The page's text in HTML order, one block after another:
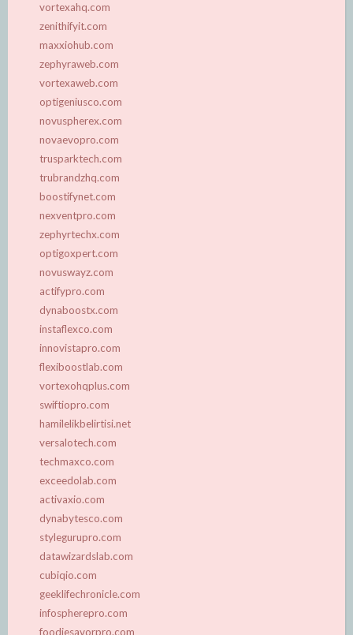
vortexahq.com
zenithifyit.com
maxxiohub.com
zephyraweb.com
vortexaweb.com
optigeniusco.com
novuspherex.com
novaevopro.com
trusparktech.com
trubrandzhq.com
boostifynet.com
nexventpro.com
zephyrtechx.com
optigoxpert.com
novuswayz.com
actifypro.com
dynaboostx.com
instaflexco.com
innovistapro.com
flexiboostlab.com
vortexohqplus.com
swiftiopro.com
hamilelikbelirtisi.net
versalotech.com
techmaxco.com
exceedolab.com
activaxio.com
dynabytesco.com
stylegurupro.com
datawizardslab.com
cubiqio.com
geeklifechronicle.com
infospherepro.com
foodiesavorpro.com